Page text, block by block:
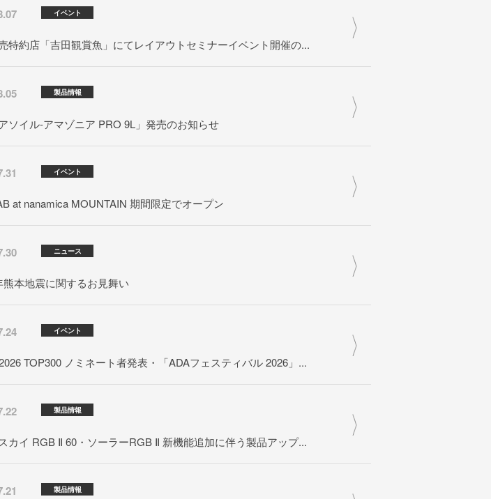
イベント
特約店「吉田観賞魚」にてレイアウトセミナーイベント開催の...
製品情報
アソイル-アマゾニア PRO 9L」発売のお知らせ
イベント
at nanamica MOUNTAIN 期間限定でオープン
ニュース
熊本地震に関するお見舞い
イベント
TOP300 ノミネート者発表・「ADAフェスティバル 2026」...
製品情報
カイ RGB Ⅱ 60・ソーラーRGB Ⅱ 新機能追加に伴う製品アップ...
製品情報